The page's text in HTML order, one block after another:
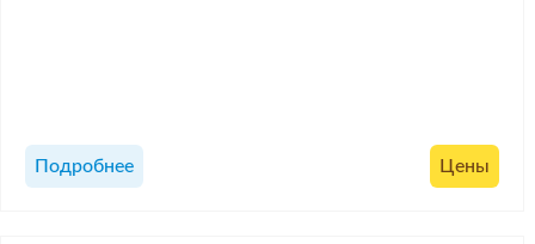
Подробнее Цены